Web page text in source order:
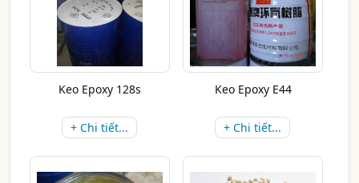
Keo Epoxy 128s
+ Chi tiết...
Keo Epoxy E44
+ Chi tiết...